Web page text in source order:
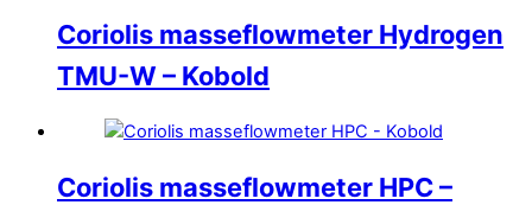
Coriolis masseflowmeter Hydrogen
TMU-W – Kobold
Coriolis masseflowmeter HPC –